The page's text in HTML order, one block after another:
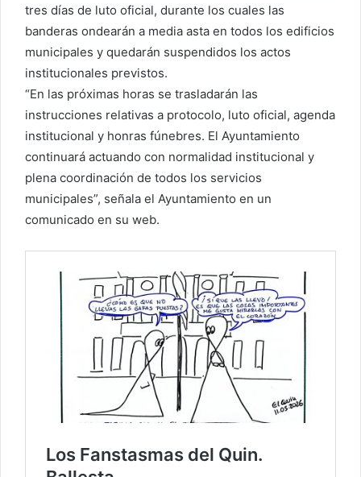
tres días de luto oficial, durante los cuales las
banderas ondearán a media asta en todos los edificios
municipales y quedarán suspendidos los actos
institucionales previstos.
“En las próximas horas se trasladarán las
instrucciones relativas a protocolo, luto oficial, agenda
institucional y honras fúnebres. El Ayuntamiento
continuará actuando con normalidad institucional y
plena coordinación de todos los servicios
municipales”, señala el Ayuntamiento en un
comunicado en su web.